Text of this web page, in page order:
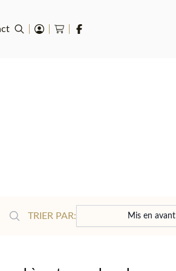
Recherche
TRIER PAR: Mis en avant